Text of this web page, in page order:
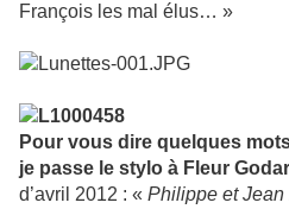
François les mal élus… »
Pour vous dire quelques
je passe le stylo à Fleur
d’avril 2012 : « Philippe et